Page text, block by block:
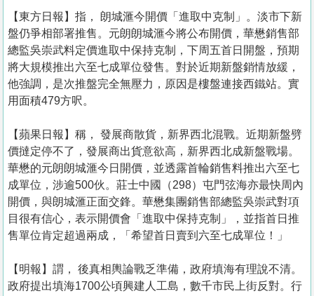
【東方日報】指， 朗城滙今開價「進取中克制」。淡市下新
盤仍爭相部署推售。元朗朗城滙今將公布開價，華懋銷售部
總監吳崇武料定價進取中保持克制，下周五首日開盤，預期
將大規模推出六至七成單位發售。對於近期新盤銷情放緩，
他強調，是次推盤完全無壓力，原因是樓盤連接西鐵站。實
用面積479方呎。
【蘋果日報】稱， 發展商散貨，新界西北混戰。近期新盤劈
價撻定停不了，發展商出貨意欲高，新界西北成新盤戰場。
華懋的元朗朗城滙今日開價，並透露首輪銷售料推出六至七
成單位，涉逾500伙。莊士中國（298）屯門弦海亦最快周內
開價，與朗城滙正面交鋒。華懋集團銷售部總監吳崇武對項
目很有信心，表示開價會「進取中保持克制」，並指首日推
售單位肯定超過兩成，「希望首日賣到六至七成單位！」
【明報】謂， 後真相輿論戰乏準備，政府填海有理說不清。
政府提出填海1700公頃興建人工島，數千市民上街反對。行